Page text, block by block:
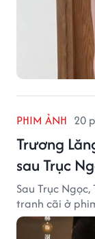
PHIM ẢNH 20
Trương
sau Trục
Sau Trục
tranh cãi ở